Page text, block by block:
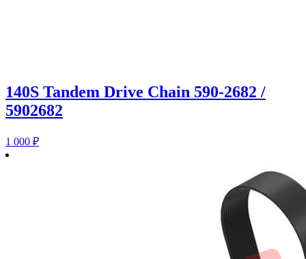
140S Tandem Drive Chain 590-2682 /
5902682
1 000 ₽